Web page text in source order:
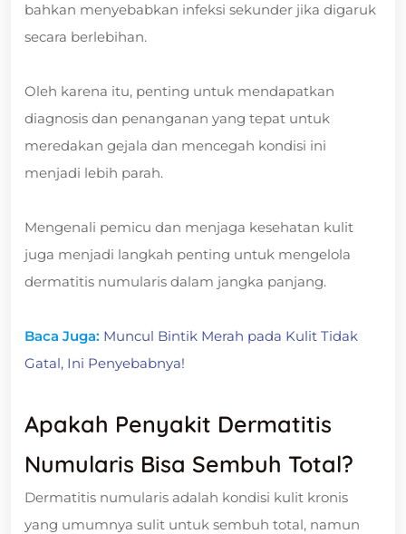
bahkan menyebabkan infeksi sekunder jika digaruk
secara berlebihan.
Oleh karena itu, penting untuk mendapatkan
diagnosis dan penanganan yang tepat untuk
meredakan gejala dan mencegah kondisi ini
menjadi lebih parah.
Mengenali pemicu dan menjaga kesehatan kulit
juga menjadi langkah penting untuk mengelola
dermatitis numularis dalam jangka panjang.
Baca Juga: Muncul Bintik Merah pada Kulit Tidak
Gatal, Ini Penyebabnya!
Apakah Penyakit Dermatitis
Numularis Bisa Sembuh Total?
Dermatitis numularis adalah kondisi kulit kronis
yang umumnya sulit untuk sembuh total, namun